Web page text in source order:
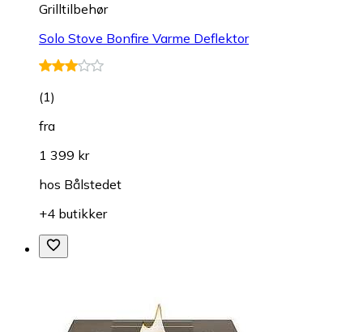
Grilltilbehør
Solo Stove Bonfire Varme Deflektor
(1)
fra
1 399 kr
hos Bålstedet
+4 butikker